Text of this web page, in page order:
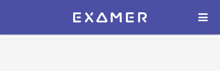
Экзамер — ЕГЭ 2027
ОТКРЫТЬ